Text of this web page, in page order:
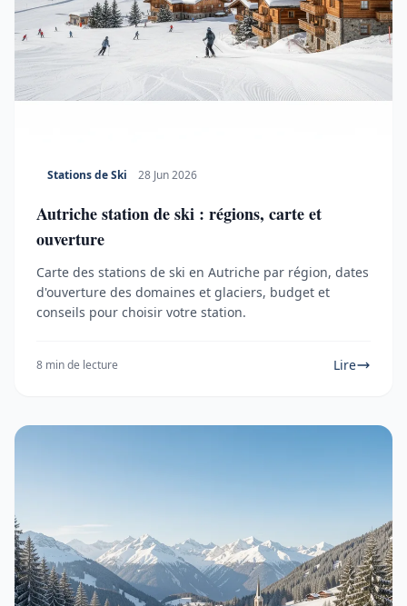
Stations de Ski 28 Jun 2026
Autriche station de ski : régions, carte et
ouverture
Carte des stations de ski en Autriche par région, dates
d'ouverture des domaines et glaciers, budget et
conseils pour choisir votre station.
8 min de lecture Lire